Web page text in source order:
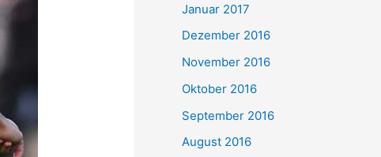
Januar 2017
Dezember 2016
November 2016
Oktober 2016
September 2016
August 2016